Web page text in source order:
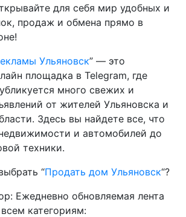
для себя мир удобных и
продаж и обмена прямо в
Ульяновск” — это
площадка в Telegram, где
много свежих и
от жителей Ульяновска и
Здесь вы найдете все, что
и автомобилей до
техники.
“Продать дом Ульяновск“?
Ежедневно обновляемая лента
категориям: